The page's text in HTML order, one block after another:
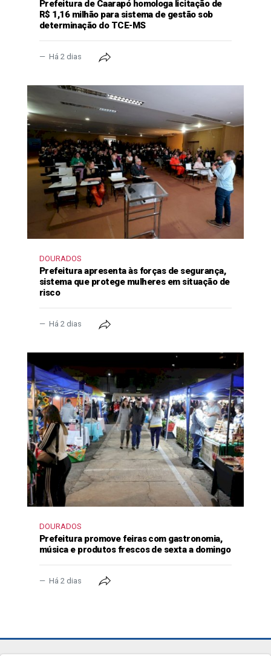
Prefeitura de Caarapó homologa licitação de
R$ 1,16 milhão para sistema de gestão sob
determinação do TCE-MS
Há 2 dias
DOURADOS
Prefeitura apresenta às forças de segurança,
sistema que protege mulheres em situação de
risco
Há 2 dias
DOURADOS
Prefeitura promove feiras com gastronomia,
música e produtos frescos de sexta a domingo
Há 2 dias